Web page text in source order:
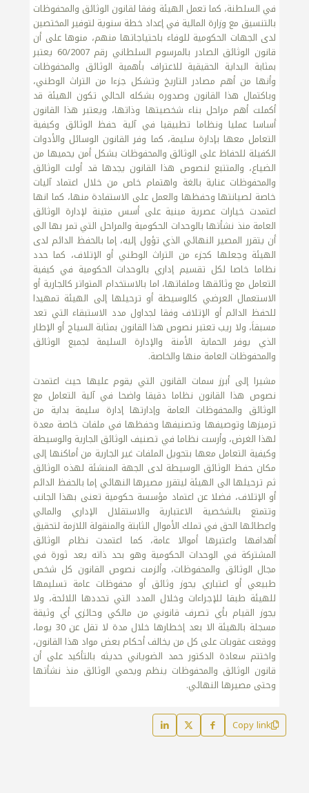
في السلطنة، كما تعمل الهيئة وفقا لقانون الوثائق والمحفوظات
بالتنسيق مع وزارة المالية في إعداد خطة سنوية لتوفير المختصين
لدى الجهات الحكومية للوفاء باحتياجاتها منهم، منوها على أن
قانون الوثائق الصادر بالمرسوم السلطاني رقم 60/2007 يعتبر
بمثابة البداية الحقيقية للاعتراف بأهمية الوثائق والمحفوظات
وأنها من أهم مصادر التاريخ وتشكل جزءا من التراث الوطني،
وباكتمال هذا القانون وصدوره بشكله الحالي تكون الهيئة قد
أكملت أهم مراحل بناء شخصيتها وذاتها، ويعتبر هذا القانون
أساسا عمليا ونظاما تطبيقيا في آلية حفظ الوثائق وكيفية
التعامل معها بإدارة سليمة، كما وفر القانون الوسائل والأدوات
الكفيلة للحفاظ على الوثائق والمحفوظات بشكل أمن يحميها من
الضياع، والمتتبع لنصوص هذا القانون يجدها قد أولت الوثائق
والمحفوظات عناية بالغة واهتمام خاص من خلال اعتماد آليات
خاصة لصيانتها وحفظها والعمل على الاستفادة منها، كما انها
اعتمدت خيارات عصرية مبنية على أسس متينة لإدارة الوثائق
العامة منذ نشأتها بالوحدات الحكومية والمراحل التي تمر بها الى
أن يتقرر المصير النهائي الذي تؤول إليه، إما بالحفظ الدائم لدى
الهيئة وجعلها كجزء من التراث الوطني أو الإتلاف، كما حدد
نظاما خاصا لكل تقسيم إداري بالوحدات الحكومية في كيفية
التعامل مع وثائقها وملفاتها، اما بالاستخدام المتواتر كالجارية أو
الاستعمال العرضي كالوسيطة أو ترحيلها إلى الهيئة تمهيدا
للحفظ الدائم أو الإتلاف وفقا لجداول مدد الاستبقاء التي تعد
مسبقاَ، ولا ريب تعتبر نصوص هذا القانون بمثابة السياج أو الإطار
الذي يوفر الحماية الأمنة والإدارة السليمة لجميع الوثائق
والمحفوظات العامة منها والخاصة.
مشيرا إلى أبرز سمات القانون التي يقوم عليها حيث اعتمدت
نصوص هذا القانون نظاما دقيقا واضحا في آلية التعامل مع
الوثائق والمحفوظات العامة وإدارتها إدارة سليمة بداية من
ترميزها وتوصيفها وتصنيفها وحفظها في ملفات خاصة معدة
لهذا الغرض، وأرست نظاما في تصنيف الوثائق الجارية والوسيطة
وكيفية التعامل معها بتحويل الملفات غير الجارية من أماكنها إلى
مكان حفظ الوثائق الوسيطة لدى الجهة المنشئة لهذه الوثائق
ثم ترحيلها الى الهيئة ليتقرر مصيرها النهائي إما بالحفظ الدائم
أو الإتلاف، فضلا عن اعتماد مؤسسة حكومية تعنى بهذا الجانب
وتتمتع بالشخصية الاعتبارية والاستقلال الإداري والمالي
واعطائها الحق في تملك الأموال الثابتة والمنقولة اللازمة لتحقيق
أهدافها واعتبرها أموالا عامة، كما اعتمدت نظام الوثائق
المشتركة في الوحدات الحكومية وهو بحد ذاته يعد ثورة في
مجال الوثائق والمحفوظات، وألزمت نصوص القانون كل شخص
طبيعي أو اعتباري يحوز وثائق أو محفوظات عامة تسليمها
للهيئة طبقا للإجراءات وخلال المدد التي تحددها اللائحة، ولا
يجوز القيام بأي تصرف قانوني من مالكي وحائزي أي وثيقة
مسجلة بالهيئة الا بعد إخطارها خلال مدة لا تقل عن 30 يوما،
ووقعت عقوبات على كل من يخالف أحكام بعض مواد هذا القانون،
واختتم سعادة الدكتور حمد الضوياني حديثه بالتأكيد على أن
قانون الوثائق والمحفوظات ينظم ويحمي الوثائق منذ نشأتها
وحتى مصيرها النهائي.
Copy link